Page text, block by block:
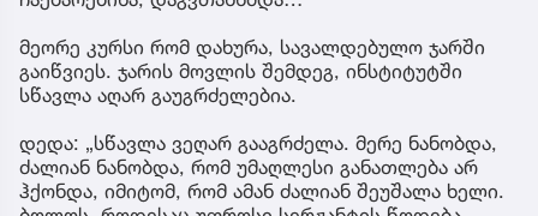
მეორე კურსი რომ დახურა, სავალდებულო ჯარში
გაიწვიეს. ჯარის მოვლის შემდეგ, ინსტიტუტში
სწავლა აღარ გაუგრძელებია.
დედა: „სწავლა ვეღარ გააგრძელა. მერე ნანობდა,
ძალიან ნანობდა, რომ უმაღლესი განათლება არ
ჰქონდა, იმიტომ, რომ ამან ძალიან შეუშალა ხელი.